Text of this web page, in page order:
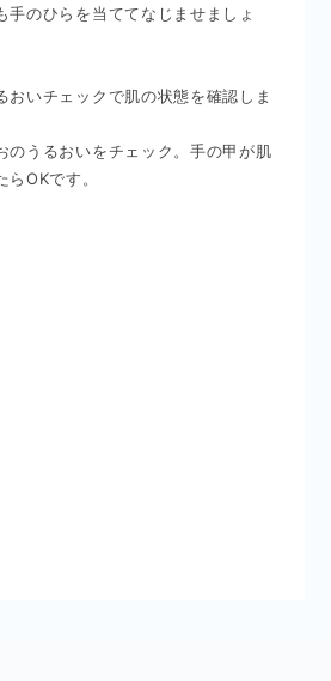
手のひらを当ててなじませましょ
おいチェックで肌の状態を確認しま
のうるおいをチェック。手の甲が肌
OKです。